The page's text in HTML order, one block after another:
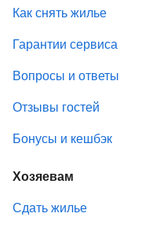
Как снять жилье
Гарантии сервиса
Вопросы и ответы
Отзывы гостей
Бонусы и кешбэк
Хозяевам
Сдать жилье